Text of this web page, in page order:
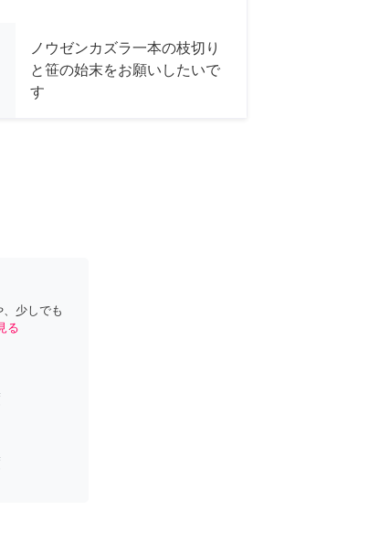
ノウゼンカズラ一本の枝切り
と笹の始末をお願いしたいで
す
少しでも
る